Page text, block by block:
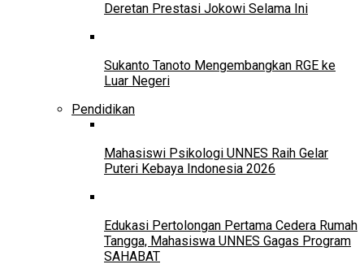
Deretan Prestasi Jokowi Selama Ini
Sukanto Tanoto Mengembangkan RGE ke
Luar Negeri
Pendidikan
Mahasiswi Psikologi UNNES Raih Gelar
Puteri Kebaya Indonesia 2026
Edukasi Pertolongan Pertama Cedera Rumah
Tangga, Mahasiswa UNNES Gagas Program
SAHABAT